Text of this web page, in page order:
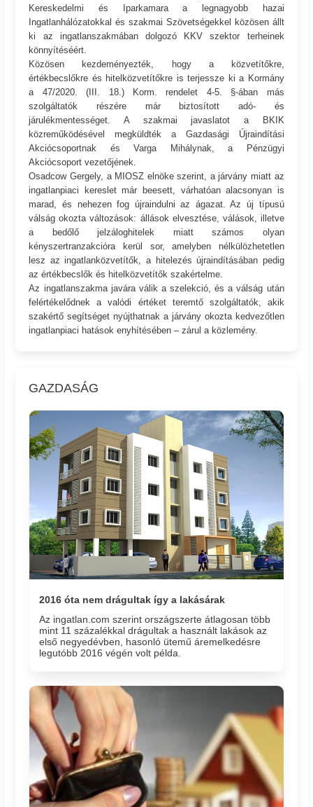
Kereskedelmi és Iparkamara a legnagyobb hazai
Ingatlanhálózatokkal és szakmai Szövetségekkel közösen állt
ki az ingatlanszakmában dolgozó KKV szektor terheinek
könnyítéséért.
Közösen kezdeményezték, hogy a közvetítőkre,
értékbecslőkre és hitelközvetítőkre is terjessze ki a Kormány
a 47/2020. (III. 18.) Korm. rendelet 4-5. §-ában más
szolgáltatók részére már biztosított adó- és
járulékmentességet. A szakmai javaslatot a BKIK
közreműködésével megküldték a Gazdasági Újraindítási
Akciócsoportnak és Varga Mihálynak, a Pénzügyi
Akciócsoport vezetőjének.
Osadcow Gergely, a MIOSZ elnöke szerint, a járvány miatt az
ingatlanpiaci kereslet már beesett, várhatóan alacsonyan is
marad, és nehezen fog újraindulni az ágazat. Az új típusú
válság okozta változások: állások elvesztése, válások, illetve
a bedőlő jelzáloghitelek miatt számos olyan
kényszertranzakcióra kerül sor, amelyben nélkülözhetetlen
lesz az ingatlanközvetítők, a hitelezés újraindításában pedig
az értékbecslők és hitelközvetítők szakértelme.
Az ingatlanszakma javára válik a szelekció, és a válság után
felértékelődnek a valódi értéket teremtő szolgáltatók, akik
szakértő segítséget nyújthatnak a járvány okozta kedvezőtlen
ingatlanpiaci hatások enyhítésében – zárul a közlemény.
GAZDASÁG
2016 óta nem drágultak így a lakásárak
Az ingatlan.com szerint országszerte átlagosan több
mint 11 százalékkal drágultak a használt lakások az
első negyedévben, hasonló ütemű áremelkedésre
legutóbb 2016 végén volt példa.